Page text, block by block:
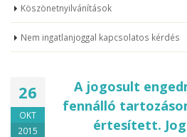
Köszönetnyilvánítások
Nem ingatlanjoggal kapcsolatos kérdés
26
OKT
2015
A jogosult
fennálló
értesített.